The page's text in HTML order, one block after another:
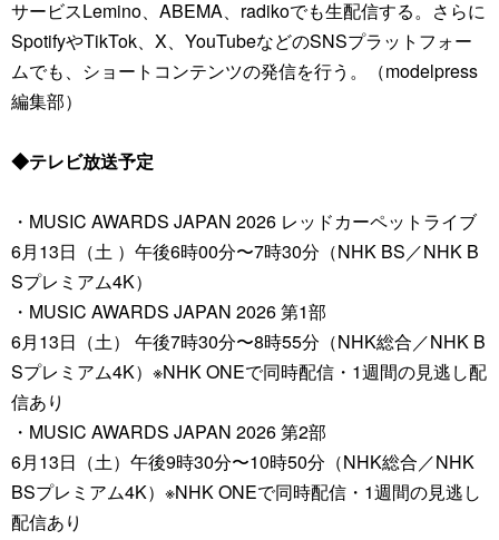
サービスLemino、ABEMA、radikoでも生配信する。さらに
SpotifyやTikTok、X、YouTubeなどのSNSプラットフォー
ムでも、ショートコンテンツの発信を行う。（modelpress
編集部）
◆テレビ放送予定
・MUSIC AWARDS JAPAN 2026 レッドカーペットライブ
6月13日（土 ）午後6時00分〜7時30分（NHK BS／NHK B
Sプレミアム4K）
・MUSIC AWARDS JAPAN 2026 第1部
6月13日（土） 午後7時30分〜8時55分（NHK総合／NHK B
Sプレミアム4K）※NHK ONEで同時配信・1週間の見逃し配
信あり
・MUSIC AWARDS JAPAN 2026 第2部
6月13日（土）午後9時30分〜10時50分（NHK総合／NHK
BSプレミアム4K）※NHK ONEで同時配信・1週間の見逃し
配信あり